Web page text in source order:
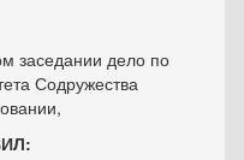
заседании дело по
Содружества